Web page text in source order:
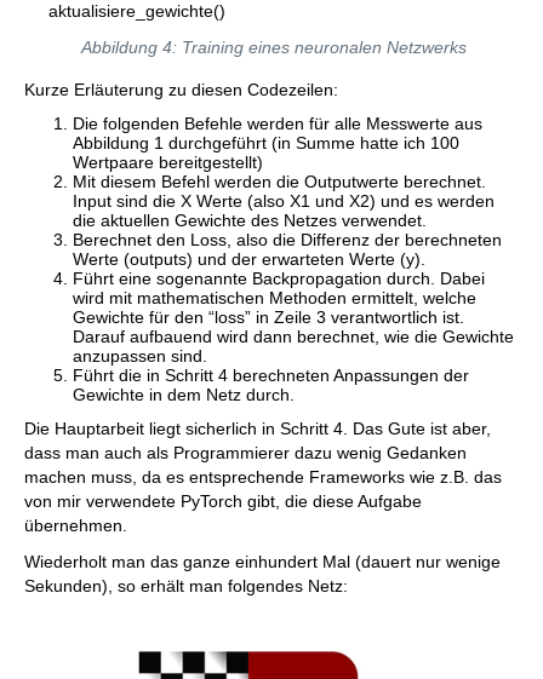
aktualisiere_gewichte()
Abbildung 4: Training eines neuronalen Netzwerks
Kurze Erläuterung zu diesen Codezeilen:
Die folgenden Befehle werden für alle Messwerte aus
Abbildung 1 durchgeführt (in Summe hatte ich 100
Wertpaare bereitgestellt)
Mit diesem Befehl werden die Outputwerte berechnet.
Input sind die X Werte (also X1 und X2) und es werden
die aktuellen Gewichte des Netzes verwendet.
Berechnet den Loss, also die Differenz der berechneten
Werte (outputs) und der erwarteten Werte (y).
Führt eine sogenannte Backpropagation durch. Dabei
wird mit mathematischen Methoden ermittelt, welche
Gewichte für den “loss” in Zeile 3 verantwortlich ist.
Darauf aufbauend wird dann berechnet, wie die Gewichte
anzupassen sind.
Führt die in Schritt 4 berechneten Anpassungen der
Gewichte in dem Netz durch.
Die Hauptarbeit liegt sicherlich in Schritt 4. Das Gute ist aber,
dass man auch als Programmierer dazu wenig Gedanken
machen muss, da es entsprechende Frameworks wie z.B. das
von mir verwendete PyTorch gibt, die diese Aufgabe
übernehmen.
Wiederholt man das ganze einhundert Mal (dauert nur wenige
Sekunden), so erhält man folgendes Netz: